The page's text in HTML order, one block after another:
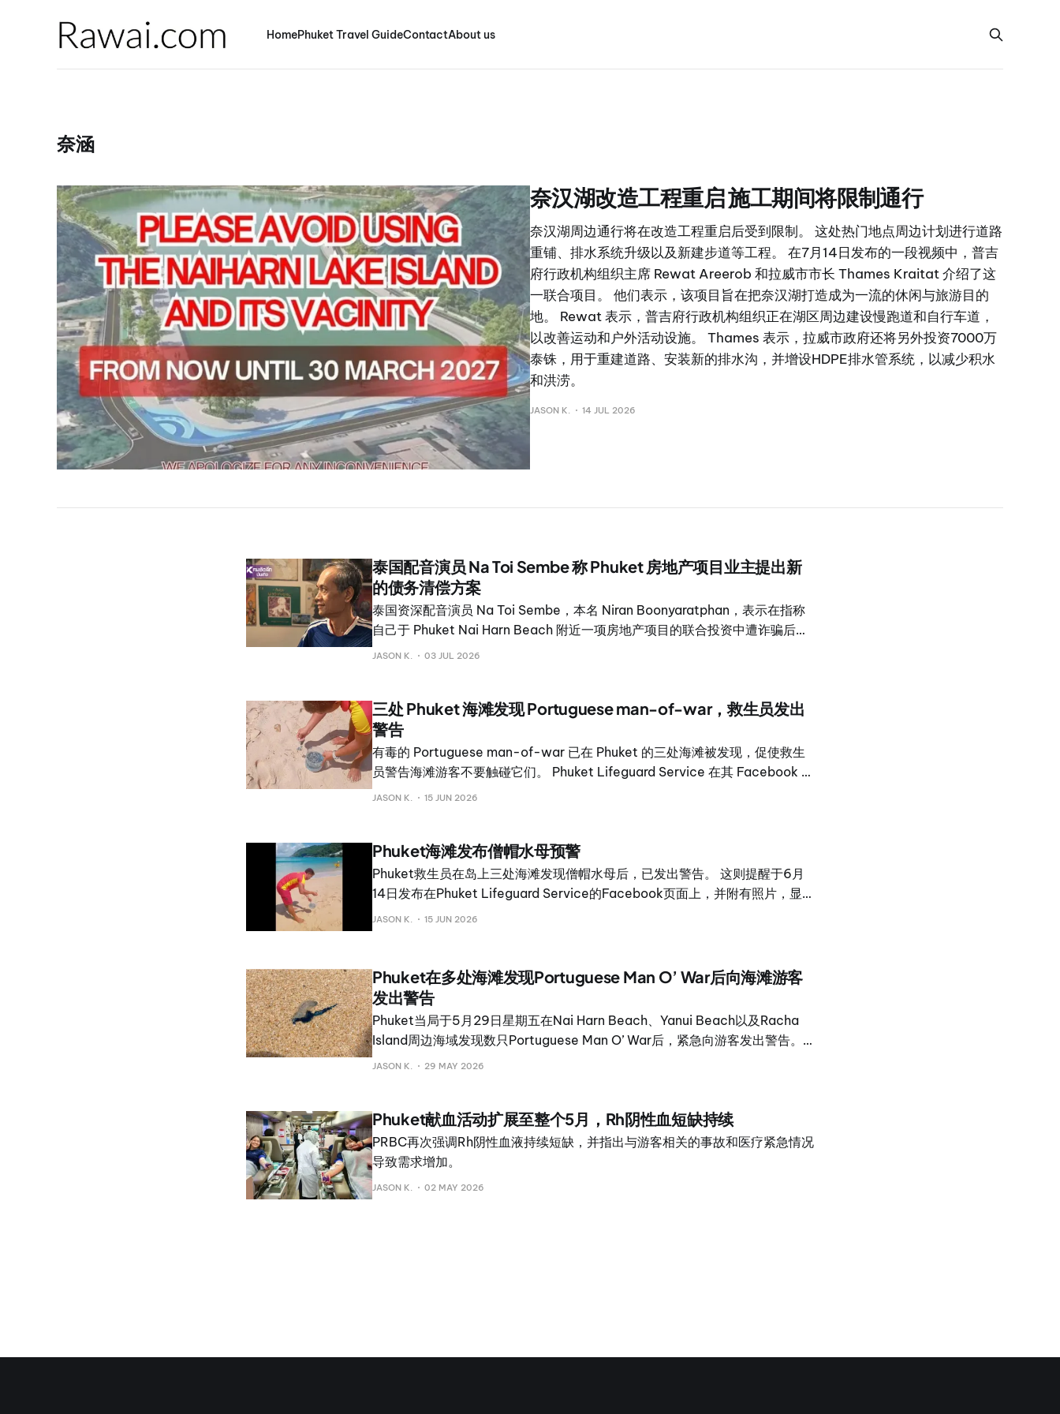
HomePhuket Travel GuideContactAbout us
奈涵
奈汉湖改造工程重启 施工期间将限制通行
奈汉湖周边通行将在改造工程重启后受到限制。 这处热门地点周边计划进行道路
重铺、排水系统升级以及新建步道等工程。 在7月14日发布的一段视频中，普吉
府行政机构组织主席 Rewat Areerob 和拉威市市长 Thames Kraitat 介绍了这
一联合项目。 他们表示，该项目旨在把奈汉湖打造成为一流的休闲与旅游目的
地。 Rewat 表示，普吉府行政机构组织正在湖区周边建设慢跑道和自行车道，
以改善运动和户外活动设施。 Thames 表示，拉威市政府还将另外投资7000万
泰铢，用于重建道路、安装新的排水沟，并增设HDPE排水管系统，以减少积水
和洪涝。
JASON K. 14 JUL 2026
泰国配音演员 Na Toi Sembe 称 Phuket 房地产项目业主提出新
的债务清偿方案
泰国资深配音演员 Na Toi Sembe，本名 Niran Boonyaratphan，表示在指称
自己于 Phuket Nai Harn Beach 附近一项房地产项目的联合投资中遭诈骗后，
至今仍未获得偿还。 Na Toi 在 Facebook 发文更新称，项目业主已与他联系，
示自己在该 Phuket 项目投资中不仅损失了本金，也未收到承诺的回报，此案随
后成为重大新闻。 在最新声明中，他感谢支持者给予的、他形容为铺天盖地的
回应。
JASON K. 03 JUL 2026
三处 Phuket 海滩发现 Portuguese man-of-war，救生员发出
警告
有毒的 Portuguese man-of-war 已在 Phuket 的三处海滩被发现，促使救生
员警告海滩游客不要触碰它们。 Phuket Lifeguard Service 在其 Facebook 页
面上表示，这些生物于周日在 Nai Harn、Kata Noi 和 Kata 海滩被发现。 救生
类而言极少致命。 Portuguese man-of-war 常被误认为是水母。它们可通过
半透明的蓝紫色、气球状浮囊辨认
JASON K. 15 JUN 2026
Phuket海滩发布僧帽水母预警
Phuket救生员在岛上三处海滩发现僧帽水母后，已发出警告。 这则提醒于6月
14日发布在Phuket Lifeguard Service的Facebook页面上，并附有照片，显
示两个样本被收集在一个玻璃容器中。 根据警告，这些生物出现在Nai Harn
物，即使被冲上海岸后仍然具有危险性。接触后可能导致严重灼痛、肿胀、发红
和皮疹。在某些情况下，人们还可能出现严重过敏反应，需要立即接受治疗。
救生
JASON K. 15 JUN 2026
Phuket在多处海滩发现Portuguese Man O’ War后向海滩游客
发出警告
Phuket当局于5月29日星期五在Nai Harn Beach、Yanui Beach以及Racha
Island周边海域发现数只Portuguese Man O’ War后，紧急向游客发出警告。
救生员已在受影响区域设置警示牌，提醒到访者注意安全。Portuguese Man
是一种管水母类生物。它的长触手可造成疼痛性蜇伤，可能对人类构成危险，引
发严重皮肤刺激，在某些情况下还
JASON K. 29 MAY 2026
Phuket献血活动扩展至整个5月，Rh阴性血短缺持续
PRBC再次强调Rh阴性血液持续短缺，并指出与游客相关的事故和医疗紧急情况
导致需求增加。
JASON K. 02 MAY 2026